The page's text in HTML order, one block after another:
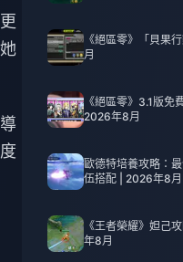
《絕區零》「貝果
月
《絕區零》3.1版免
2026年8月
歐德特培養攻略：
伍搭配 | 2026年8月
《王者榮耀》妲己
年8月